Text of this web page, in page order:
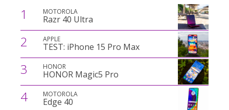
1 MOTOROLA
Razr 40 Ultra
2 APPLE
TEST: iPhone 15 Pro Max
3 HONOR
HONOR Magic5 Pro
4 MOTOROLA
Edge 40